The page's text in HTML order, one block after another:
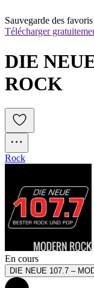
Sauvegarde des favoris
Télécharger
DIE
ROCK
Rock
En cours
DIE NEUE 107.7 –